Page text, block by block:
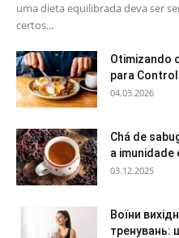
uma dieta equilibrada deva ser
certos...
Otimizando
para
04.03.2026
Chá de
a imunidade
03.12.2025
Воїни
тренувань: